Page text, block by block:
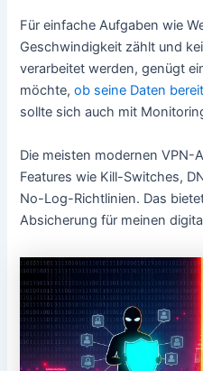
Für einfache Aufgaben wie
Geschwindigkeit zählt und
verarbeitet werden, genügt
möchte,ob seine Daten
sollte sich auch mit
Die meisten modernen VPN-
Features wie Kill-Switches,
No-Log-Richtlinien. Das
Absicherung für meinen